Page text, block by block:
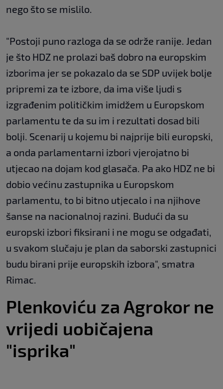
nego što se mislilo.
"Postoji puno razloga da se održe ranije. Jedan
je što HDZ ne prolazi baš dobro na europskim
izborima jer se pokazalo da se SDP uvijek bolje
pripremi za te izbore, da ima više ljudi s
izgrađenim političkim imidžem u Europskom
parlamentu te da su im i rezultati dosad bili
bolji. Scenarij u kojemu bi najprije bili europski,
a onda parlamentarni izbori vjerojatno bi
utjecao na dojam kod glasača. Pa ako HDZ ne bi
dobio većinu zastupnika u Europskom
parlamentu, to bi bitno utjecalo i na njihove
šanse na nacionalnoj razini. Budući da su
europski izbori fiksirani i ne mogu se odgađati,
u svakom slučaju je plan da saborski zastupnici
budu birani prije europskih izbora", smatra
Rimac.
Plenkoviću za Agrokor ne
vrijedi uobičajena
"isprika"